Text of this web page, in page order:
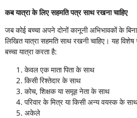
कब यात्रा के लिए सहमति पत्र साथ रखना चाहिए
जब कोई बच्चा अपने दोनों कानूनी अभिभावकों के
लिखित यात्रा सहमति साथ रखनी चाहिए। यह
बच्चा यात्रा करता है:
केवल एक माता पिता के साथ
किसी रिश्तेदार के साथ
कोच, शिक्षक या समूह नेता के साथ
परिवार के मित्र या किसी अन्य वयस्क के
अकेले